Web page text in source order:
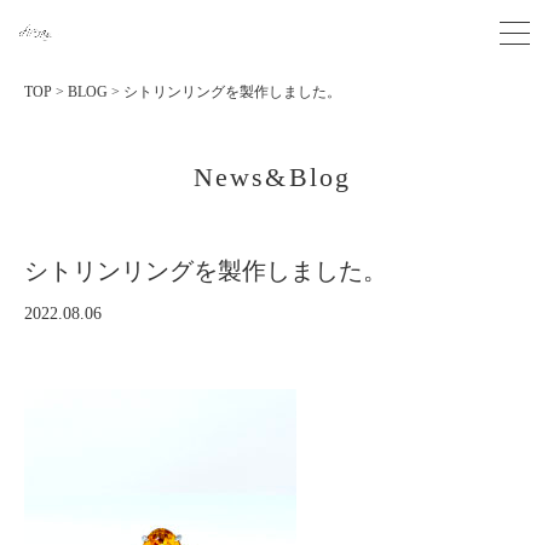
TOP > BLOG > シトリンリングを製作しました。
News&Blog
シトリンリングを製作しました。
2022.08.06